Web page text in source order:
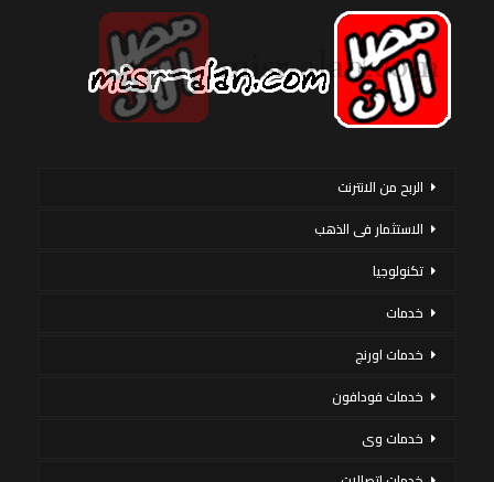
الربح من الانترنت
الاستثمار فى الذهب
تكنولوجيا
خدمات
خدمات اورنج
خدمات فودافون
خدمات وى